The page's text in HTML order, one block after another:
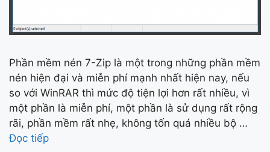
Phần mềm nén 7-Zip là một trong những phần mềm
nén hiện đại và miễn phí mạnh nhất hiện nay, nếu
so với WinRAR thì mức độ tiện lợi hơn rất nhiều, vì
một phần là miễn phí, một phần là sử dụng rất rộng
rãi, phần mềm rất nhẹ, không tốn quá nhiều bộ …
Đọc tiếp